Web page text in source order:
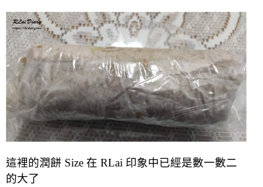
這裡的潤餅 Size 在 RLai 印象中已經是數一數二
的大了